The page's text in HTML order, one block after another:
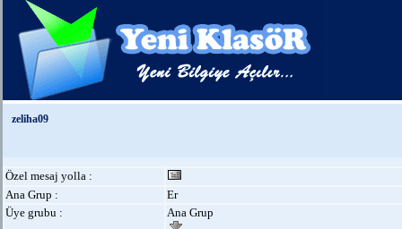
zeliha09
Özel mesaj yolla :
Ana Grup :
Er
Üye grubu :
Ana Grup